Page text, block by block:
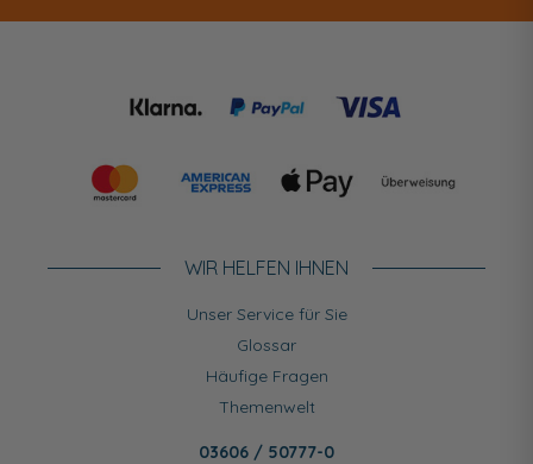
WIR HELFEN IHNEN
Unser Service für Sie
Glossar
Häufige Fragen
Themenwelt
03606 / 50777-0